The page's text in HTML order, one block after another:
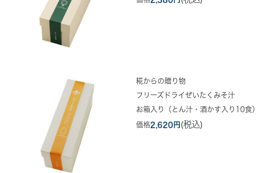
糀からの贈り物
フリーズドライぜいたくみそ汁
お箱入り（とん汁・酒かす入り10食）
価格2,620円 (税込)